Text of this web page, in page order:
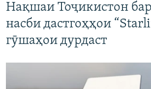
Нақшаи Тоҷикистон
насби дастгоҳҳои
гӯшаҳои дурдаст